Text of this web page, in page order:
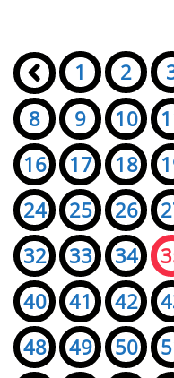
Seiten:
« 1 2
8
9 10
16
17 18
24
25 26
32
33 34
40
41 42
48
49 50